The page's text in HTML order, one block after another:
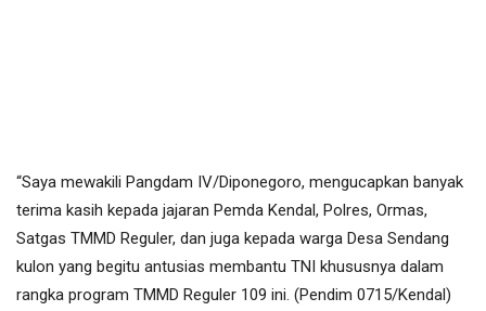
“Saya mewakili Pangdam IV/Diponegoro, mengucapkan banyak
terima kasih kepada jajaran Pemda Kendal, Polres, Ormas,
Satgas TMMD Reguler, dan juga kepada warga Desa Sendang
kulon yang begitu antusias membantu TNI khususnya dalam
rangka program TMMD Reguler 109 ini. (Pendim 0715/Kendal)